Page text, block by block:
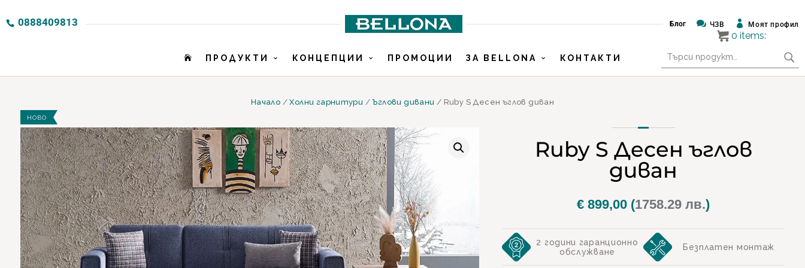
0888409813 Блог  ЧЗВ  Моят профил
 ПРОДУКТИ КОНЦЕПЦИИ ПРОМОЦИИ ЗА BELLONA КОНТАКТИ
за:
Начало /Холни гарнитури /Ъглови дивани / Ruby S Десен ъглов диван
НОВО
Ruby S Десен ъглов
диван
€ 899,00 (1758.29 лв.)
2 години гаранционно
обслужване
Безплатен монтаж
0 items: